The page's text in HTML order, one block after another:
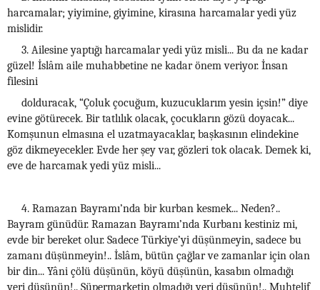
harcamalar; yiyimine, giyimine, kirasına harcamalar yedi yüz
mislidir.
3. Ailesine yaptığı harcamalar yedi yüz misli... Bu da ne kadar
güzel! İslâm aile muhabbetine ne kadar önem veriyor. İnsan
filesini
dolduracak, “Çoluk çocuğum, kuzucuklarım yesin içsin!” diye
evine götürecek. Bir tatlılık olacak, çocukların gözü doyacak...
Komşunun elmasına el uzatmayacaklar, başkasının elindekine
göz dikmeyecekler. Evde her şey var, gözleri tok olacak. Demek ki,
eve de harcamak yedi yüz misli...
4. Ramazan Bayramı’nda bir kurban kesmek... Neden?..
Bayram günüdür. Ramazan Bayramı’nda Kurbanı kestiniz mi,
evde bir bereket olur. Sadece Türkiye’yi düşünmeyin, sadece bu
zamanı düşünmeyin!.. İslâm, bütün çağlar ve zamanlar için olan
bir din... Yâni çölü düşünün, köyü düşünün, kasabın olmadığı
yeri düşünün!.. Süpermarketin olmadığı yeri düşünün!.. Muhtelif